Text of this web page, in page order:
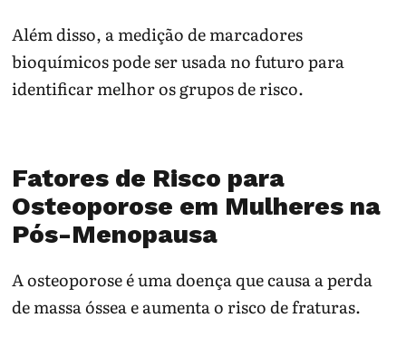
Além disso, a medição de marcadores
bioquímicos pode ser usada no futuro para
identificar melhor os grupos de risco.
Fatores de Risco para
Osteoporose em Mulheres na
Pós-Menopausa
A osteoporose é uma doença que causa a perda
de massa óssea e aumenta o risco de fraturas.